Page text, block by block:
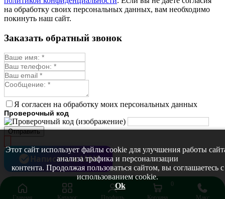
Овсяный корень
Огуречная трава
Пустырник
Репешок
Синюха
Смесь лекарственных
Стевия
Тимьян ползучий (чабрец)
Фенхель лекарственный
Цикорий лекарственный
Череда лекарственная
Чернокорень
Шалфей
Семена ягод
Брусника
Голубика
на обработку своих персональных данных, вам необходимо
покинуть наш сайт.
Этот сайт использует файлы cookie для улучшения работы
анализа трафика и персонализации
контента. Продолжая пользоваться сайтом, вы соглашаетесь с
использованием cookie.
Ok
Заказать обратный звонок
Я согласен на обработку моих персональных данных
Проверочный код
Отправить
Главная Каталог Профиль
0
Корзина
Макс
Написать в MAX